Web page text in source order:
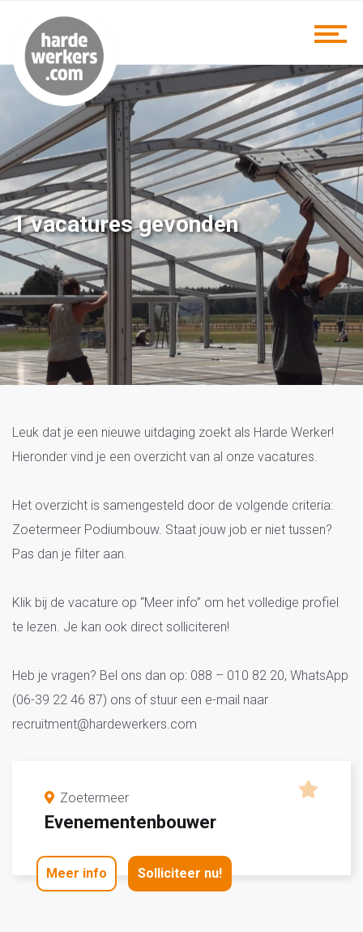
1 vacatures gevonden
Vacatures Zoetermeer
Podiumbouw
Leuk dat je een nieuwe uitdaging zoekt als Harde Werker!
Hieronder vind je een overzicht van al onze vacatures.
Het overzicht is samengesteld door de volgende criteria:
Zoetermeer Podiumbouw. Staat jouw job er niet tussen?
Pas dan je filter aan.
Klik bij de vacature op “Meer info” om het volledige profiel
te lezen. Je kan ook direct solliciteren!
Heb je vragen? Bel ons dan op: 088 – 010 82 20, WhatsApp
(06-39 22 46 87) ons of stuur een e-mail naar
recruitment@hardewerkers.com
Zoetermeer
Evenementenbouwer
Meer info Solliciteer nu!